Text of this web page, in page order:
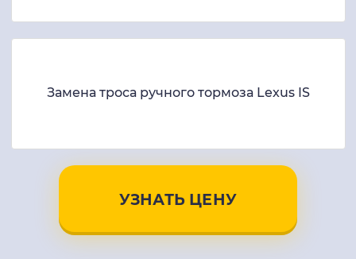
Замена троса ручного тормоза Lexus IS
УЗНАТЬ ЦЕНУ